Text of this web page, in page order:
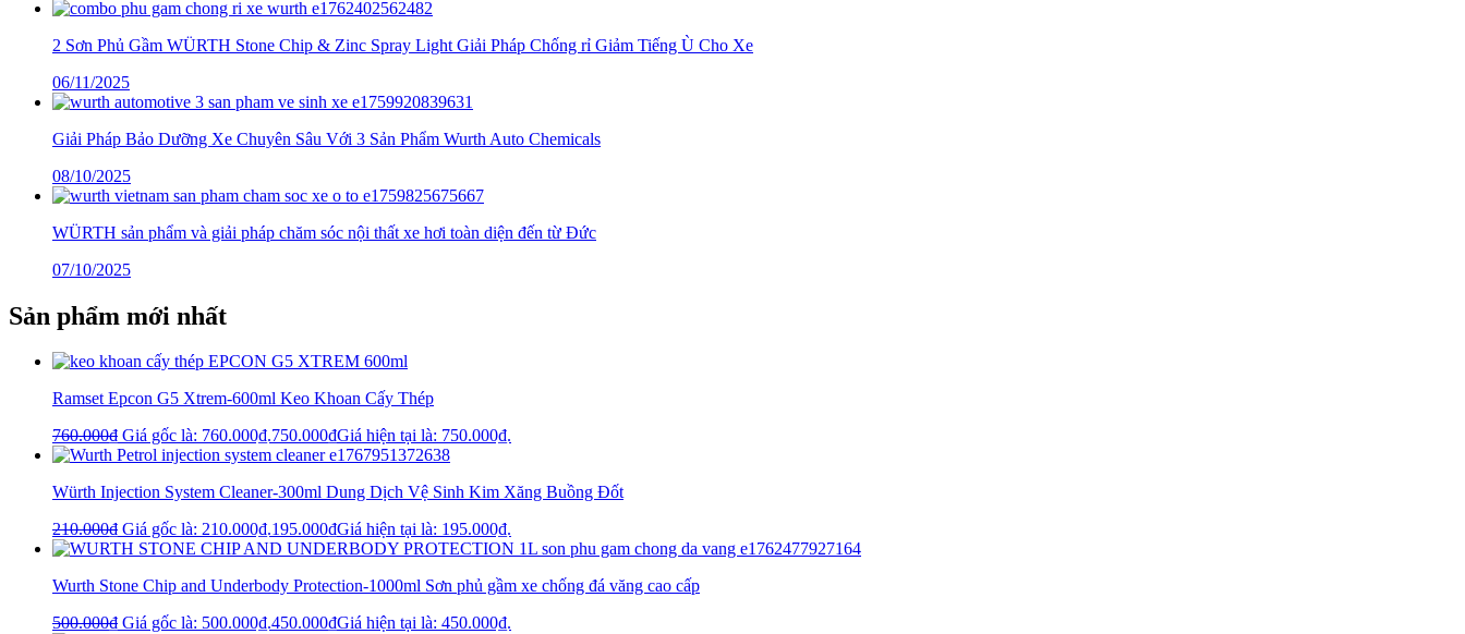
2 Sơn Phủ Gầm WÜRTH Stone Chip & Zinc Spray Light Giải Pháp Chống rỉ Giảm Tiếng Ù Cho Xe
06/11/2025
Giải Pháp Bảo Dưỡng Xe Chuyên Sâu Với 3 Sản Phẩm Wurth Auto Chemicals
08/10/2025
WÜRTH sản phẩm và giải pháp chăm sóc nội thất xe hơi toàn diện đến từ Đức
07/10/2025
Sản phẩm mới nhất
Ramset Epcon G5 Xtrem-600ml Keo Khoan Cấy Thép
760.000₫ Giá gốc là: 760.000₫.750.000₫Giá hiện tại là: 750.000₫.
Würth Injection System Cleaner-300ml Dung Dịch Vệ Sinh Kim Xăng Buồng Đốt
210.000₫ Giá gốc là: 210.000₫.195.000₫Giá hiện tại là: 195.000₫.
Wurth Stone Chip and Underbody Protection-1000ml Sơn phủ gầm xe chống đá văng cao cấp
500.000₫ Giá gốc là: 500.000₫.450.000₫Giá hiện tại là: 450.000₫.